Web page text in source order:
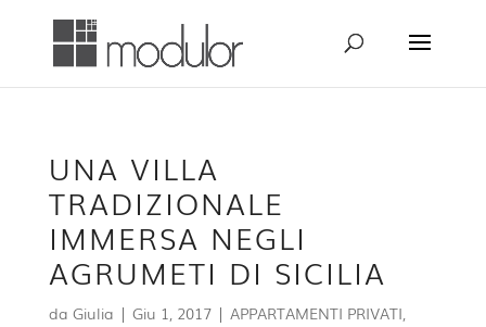
UNA VILLA
TRADIZIONALE
IMMERSA NEGLI
AGRUMETI DI SICILIA
da Giulia | Giu 1, 2017| APPARTAMENTI PRIVATI,